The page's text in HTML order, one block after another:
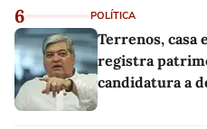
6 POLÍTICA
Terrenos, casa
registra
candidatura a